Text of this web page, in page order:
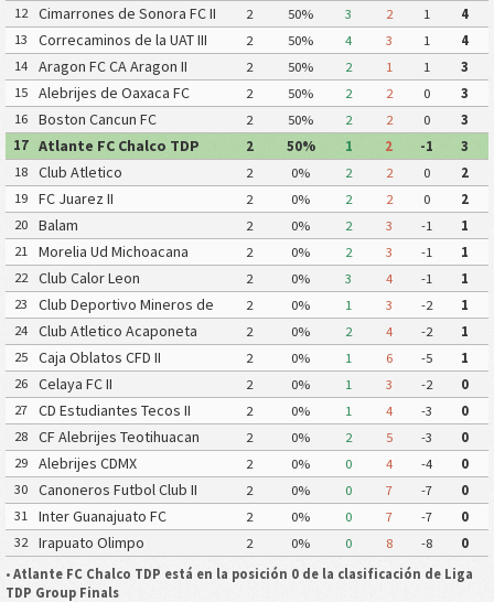
12
Cimarrones de Sonora FC II 2 50% 3 2 1
4
13
Correcaminos de la UAT III 2 50% 4 3 1
4
14
Aragon FC CA Aragon II 2 50% 2 1 1
3
15
Alebrijes de Oaxaca FC 2 50% 2 2 0
3
16
Boston Cancun FC 2 50% 2 2 0
3
17
Atlante FC Chalco TDP 2 50% 1 2 -1
3
18
Club Atletico
Quintanarroense
2 0% 2 2 0
2
19
FC Juarez II 2 0% 2 2 0
2
20
Balam 2 0% 2 3 -1
1
21
Morelia Ud Michoacana 2 0% 2 3 -1
1
22
Club Calor Leon 2 0% 3 4 -1
1
23
Club Deportivo Mineros de
Zacatecas II
2 0% 1 3 -2
1
24
Club Atletico Acaponeta 2 0% 2 4 -2
1
25
Caja Oblatos CFD II 2 0% 1 6 -5
1
26
Celaya FC II 2 0% 1 3 -2
0
27
CD Estudiantes Tecos II 2 0% 1 4 -3
0
28
CF Alebrijes Teotihuacan 2 0% 2 5 -3
0
29
Alebrijes CDMX 2 0% 0 4 -4
0
30
Canoneros Futbol Club II 2 0% 0 7 -7
0
31
Inter Guanajuato FC 2 0% 0 7 -7
0
32
Irapuato Olimpo 2 0% 0 8 -8
0
• Atlante FC Chalco TDP está en la posición 0 de la clasificación de Liga
TDP Group Finals